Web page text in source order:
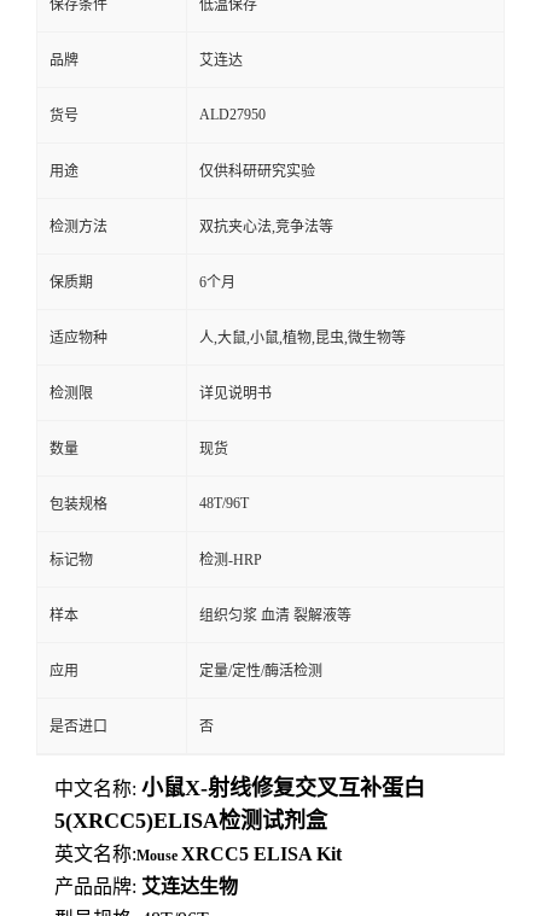
保存条件 低温保存
品牌 艾连达
货号 ALD27950
用途 仅供科研研究实验
检测方法 双抗夹心法,竞争法等
保质期 6个月
适应物种 人,大鼠,小鼠,植物,昆虫,微生物等
检测限 详见说明书
数量 现货
包装规格 48T/96T
标记物 检测-HRP
样本 组织匀浆 血清 裂解液等
应用 定量/定性/酶活检测
是否进口 否
中文名称: 小鼠X-射线修复交叉互补蛋白
5(XRCC5)ELISA检测试剂盒
英文名称:Mouse XRCC5 ELISA Kit
产品品牌: 艾连达生物